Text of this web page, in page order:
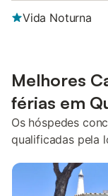
Vida Noturna
Melhores
férias em
Os hóspedes
qualificadas pela